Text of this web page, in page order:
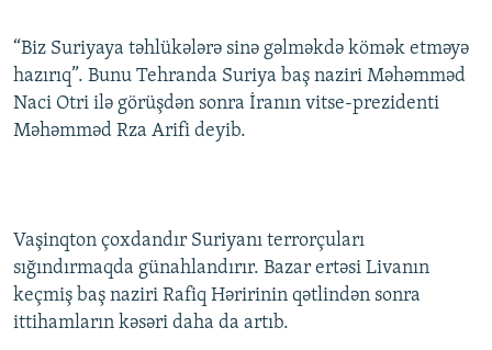
“Biz Suriyaya təhlükələrə sinə gəlməkdə kömək etməyə
hazırıq”. Bunu Tehranda Suriya baş naziri Məhəmməd
Naci Otri ilə görüşdən sonra İranın vitse-prezidenti
Məhəmməd Rza Arifi deyib.
Vaşinqton çoxdandır Suriyanı terrorçuları
sığındırmaqda günahlandırır. Bazar ertəsi Livanın
keçmiş baş naziri Rafiq Həririnin qətlindən sonra
ittihamların kəsəri daha da artıb.